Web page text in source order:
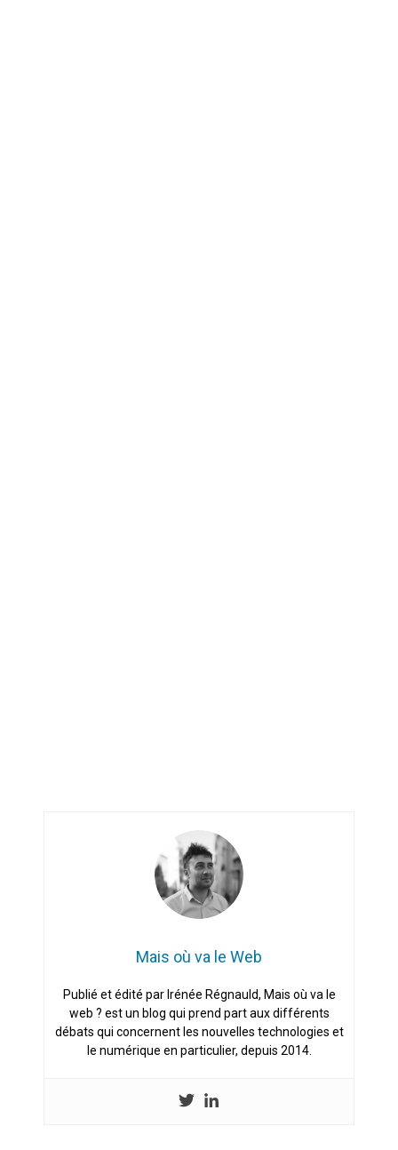
Mais où va le Web
Publié et édité par Irénée Régnauld, Mais où va le
web ? est un blog qui prend part aux différents
débats qui concernent les nouvelles technologies et
le numérique en particulier, depuis 2014.